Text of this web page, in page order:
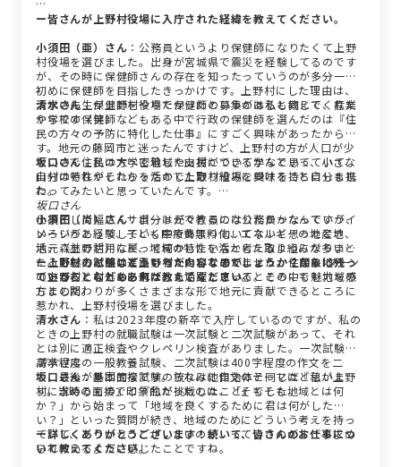
ー皆さんが上野村役場に入庁された経緯を教えてください。
小須田（亜）さん ：公務員というより保健師になりたくて上野
村役場を選びました。出身が宮城県で震災を経験してるのです
が、その時に保健師さんの存在を知ったっていうのが多分一番
初めに保健師を目指したきっかけです。上野村にした理由は、
大学の先生が上野村役場で保健師の募集があると教えてくれた
からです（笑）
清水さん：保健師をやりたかったというのは私も同じで、産業
や学校の保健師などもある中で行政の保健師を選んだのは『住
民の方々の予防に特化した仕事』にすごく興味があったからで
す。地元の藤岡市と迷ったんですけど、上野村の方が人口が少
ないので住民の方へ密着した支援ができるかなと思っていて、
自分はそれがしたかったので上野村役場を受けることにしまし
た。
坂口さん：私は大学で地域や山村について学んでいて、小さな
山村の特性やそれらを活かした取り組みに興味を持ち自分も携
わってみたいと思っていたんです。
仕事として幅広くサポートができるのは公務員かなっていうイ
メージがあって、子ども医療費無料化、エネルギーの地産地
活、森林の活用など、地域の特性を活かした取り組みが多いと
ころに魅力を感じて上野村がいいと思いました。住民にIターン
の方が多く村外から来た人も活躍しているところにも魅力を感
じました。
坂口さん
小須田（尚）さん：自分は元々教員になりたかったんですが、
いろいろと経験していく中であまり向いてないと思ったとき、
地元（上野村）に戻って何かしたいなと考えるようになりまし
た。もちろん他の進路も考えたんですが、せっかくなら地元
（上野村）のために何かしたいなと思って。その中でも地域の
方との関わりが多くさまざまな形で地元に貢献できるところに
惹かれ、上野村役場を選びました。
ー上野村の試験はどういった内容なのでしょうか？印象に残っ
ていることなどもあれば教えてください。
清水さん ：私は2023年度の新卒で入庁しているのですが、私の
ときの上野村の就職試験は一次試験と二次試験があって、それ
とは別に適正検査やクレペリン検査がありました。一次試験は
高卒程度の一般教養試験、二次試験は400字程度の作文を二
つ、最後が集団面接です。ちなみに作文のテーマは『私が上野
村に求めるもの』と『私が挑戦したこと』でした。
清水さん
坂口さん：基本的な試験の流れは他自治体と同じだと思いま
す。当時の面接で印象的だったのは、「そもそも地域とは何
か？」から始まって「地域を良くするために君は何がした
い？」といった質問が続き、地域のためにどういう考えを持っ
ていて、どういうことがしたいのか、っていうのがすごく求め
られているように感じたことですね。
ー詳しくありがとうございます！続いて、皆さんのお仕事につ
いて教えてください。